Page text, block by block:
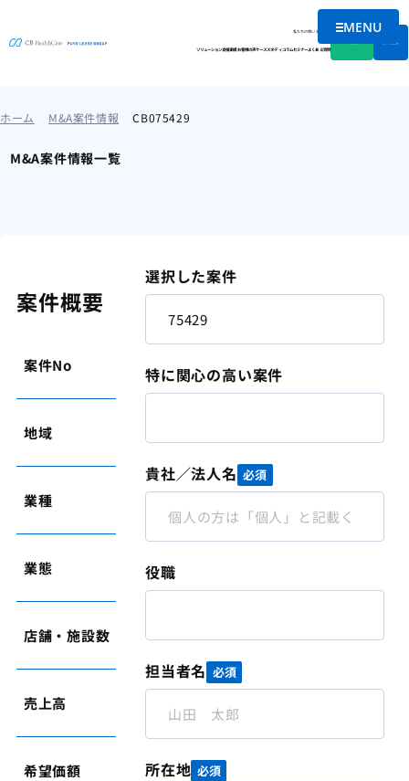
メニュー
MENU
私たちの想い会社情報
ソリューション支援実績お客様の声ケーススタディコラムセミナーよくある質問
ホーム M&A案件情報 CB075429
M&A案件情報一覧
案件概要
案件No 75429
地域
業種
業態
店舗・施設数 1
売上高
希望価額 応相談
選択した案件
特に関心の高い案件
貴社／法人名 必須
役職
担当者名 必須
所在地 必須